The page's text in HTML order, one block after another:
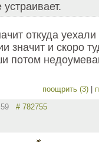
откуда уехали
значит и скоро
потом
поощрить (3) |
# 782755